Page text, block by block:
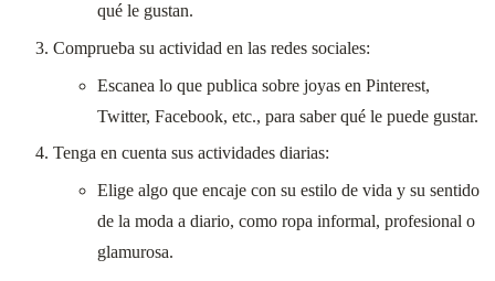
qué le gustan.
Comprueba su actividad en las redes sociales:
Escanea lo que publica sobre joyas en Pinterest,
Twitter, Facebook, etc., para saber qué le puede gustar.
Tenga en cuenta sus actividades diarias:
Elige algo que encaje con su estilo de vida y su sentido
de la moda a diario, como ropa informal, profesional o
glamurosa.